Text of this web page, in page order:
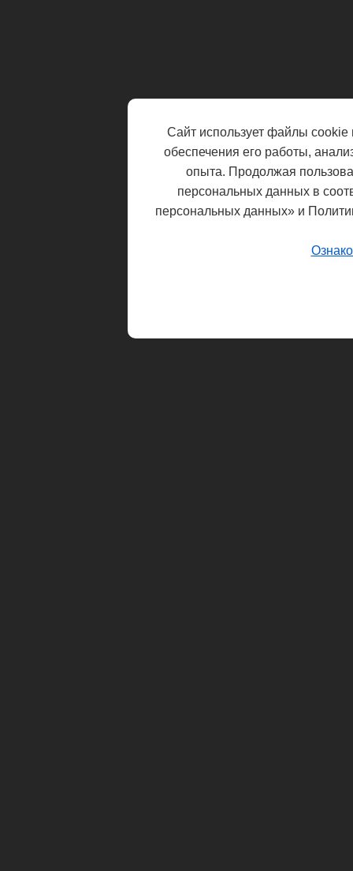
Сайт использует файлы cookie
обеспечения его работы,
опыта. Продолжая
персональных данных в
персональных данных» и